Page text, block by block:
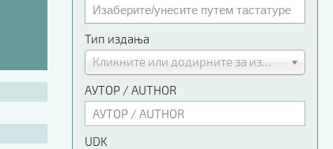
Тип издања
Кликните или додирните за избор
АУТОР / AUTHOR
UDK